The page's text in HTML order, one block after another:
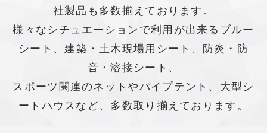
社製品も多数揃えております。
様々なシチュエーションで利用が出来るブルー
シート、建築・土木現場用シート、防炎・防
音・溶接シート、
スポーツ関連のネットやパイプテント、大型シ
ートハウスなど、多数取り揃えております。